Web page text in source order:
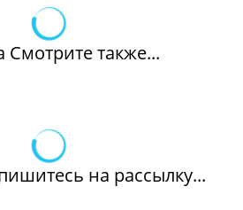
Смотрите также...
на рассылку...